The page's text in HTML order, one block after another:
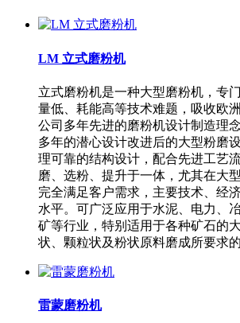
LM 立式磨粉机
立式磨粉机是一种大型磨粉机，专
量低、耗能高等技术难题，吸收欧
公司多年先进的磨粉机设计制造理
多年的潜心设计改进后的大型粉磨
理可靠的结构设计，配合先进工艺
磨、选粉、提升于一体，尤其在大
完全满足客户需求，主要技术、经
水平。可广泛应用于水泥、电力、
矿等行业，特别适用于各种矿石的
状、颗粒状及粉状原料磨成所要求的
雷蒙磨粉机